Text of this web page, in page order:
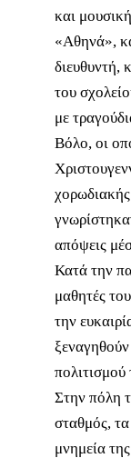
και
«Αθηνά»,
διευθυντή,
του
με
Βόλο, οι
απόψεις
Κατά την
μαθητές
την
πολιτισμού
Στην πόλη
σταθμός,
μνημεία